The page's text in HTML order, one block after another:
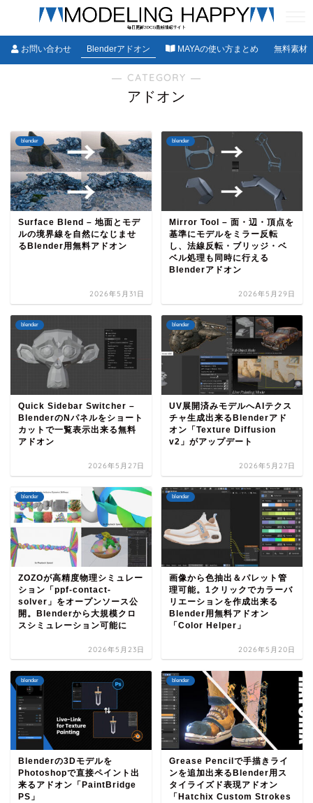
お問い合わせ Blenderアドオン MAYAの使い方まとめ 無料素材
― CATEGORY ―
アドオン
blender
Surface Blend – 地面とモデ
ルの境界線を自然になじませ
るBlender用無料アドオン
2026年5月31日
blender
Mirror Tool – 面・辺・頂点を
基準にモデルをミラー反転
し、法線反転・ブリッジ・ベ
ベル処理も同時に行える
Blenderアドオン
2026年5月29日
blender
Quick Sidebar Switcher –
BlenderのNパネルをショート
カットで一覧表示出来る無料
アドオン
2026年5月27日
blender
UV展開済みモデルへAIテクス
チャ生成出来るBlenderアド
オン「Texture Diffusion
v2」がアップデート
2026年5月27日
blender
ZOZOが高精度物理シミュレー
ション「ppf-contact-
solver」をオープンソース公
開。Blenderから大規模クロ
スシミュレーション可能に
2026年5月23日
blender
画像から色抽出＆パレット管
理可能。1クリックでカラーバ
リエーションを作成出来る
Blender用無料アドオン
「Color Helper」
2026年5月20日
blender
Blenderの3Dモデルを
Photoshopで直接ペイント出
来るアドオン「PaintBridge
PS」
blender
Grease Pencilで手描きライ
ンを追加出来るBlender用ス
タイライズド表現アドオン
「Hatchix Custom Strokes